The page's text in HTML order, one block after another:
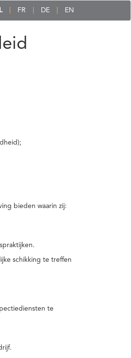
FR DE EN
bieden waarin zij:
schikking te treffen
te